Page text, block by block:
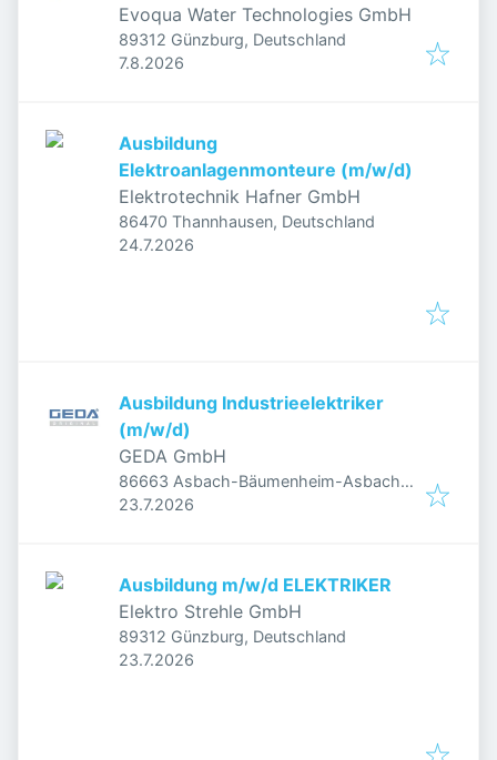
Evoqua Water Technologies GmbH
89312 Günzburg, Deutschland
Veröffentlicht
7.8.2026
Ausbildung
Elektroanlagenmonteure (m/w/d)
Elektrotechnik Hafner GmbH
86470 Thannhausen, Deutschland
Veröffentlicht
24.7.2026
Ausbildung Industrieelektriker
(m/w/d)
GEDA GmbH
86663 Asbach-Bäumenheim-Asbach,
Deutschland
Veröffentlicht
23.7.2026
Ausbildung m/w/d ELEKTRIKER
Elektro Strehle GmbH
89312 Günzburg, Deutschland
Veröffentlicht
23.7.2026